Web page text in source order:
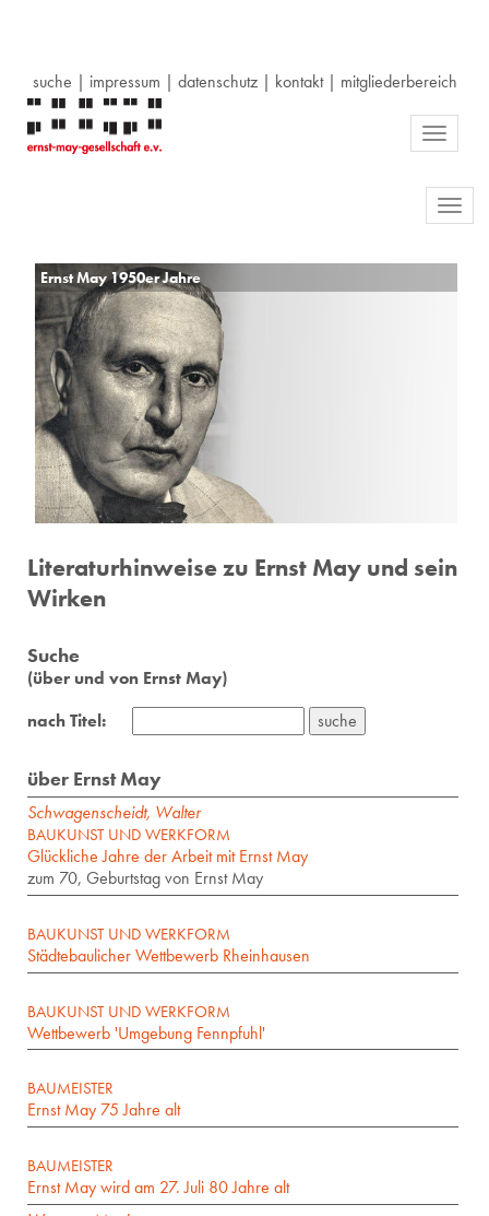
suche | impressum | datenschutz| kontakt| mitgliederbereich
Toggle
Ernst May 1950er Jahre
Literaturhinweise zu Ernst May und sein
Wirken
Suche
(über und von Ernst May)
nach Titel:
über Ernst May
Schwagenscheidt, Walter
BAUKUNST UND WERKFORM
Glückliche Jahre der Arbeit mit Ernst May
zum 70, Geburtstag von Ernst May
BAUKUNST UND WERKFORM
Städtebaulicher Wettbewerb Rheinhausen
BAUKUNST UND WERKFORM
Wettbewerb 'Umgebung Fennpfuhl'
BAUMEISTER
Ernst May 75 Jahre alt
BAUMEISTER
Ernst May wird am 27. Juli 80 Jahre alt